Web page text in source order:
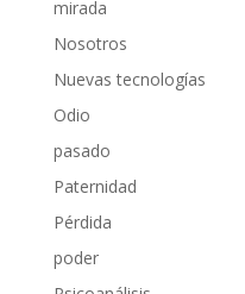
mirada
Nosotros
Nuevas tecnologías
Odio
pasado
Paternidad
Pérdida
poder